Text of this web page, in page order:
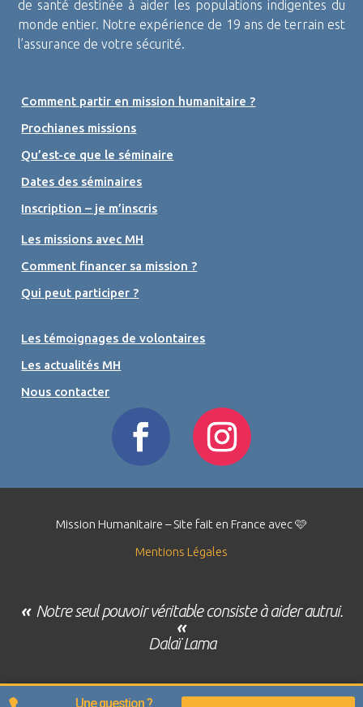
Une question ?
de santé destinée à aider les populations indigentes du
monde entier. Notre expérience de 19 ans de terrain est
l’assurance de votre sécurité.
Comment partir en mission humanitaire ?
Prochianes missions
Qu’est-ce que le séminaire
Dates des séminaires
Inscription – je m’inscris
Les missions avec MH
Comment financer sa mission ?
Qui peut participer ?
Les témoignages de volontaires
Les actualités MH
Nous contacter
Mission Humanitaire – Site fait en France avec 🩷
Mentions Légales
« Notre seul pouvoir véritable consiste à aider autrui.
«
Dalaï Lama